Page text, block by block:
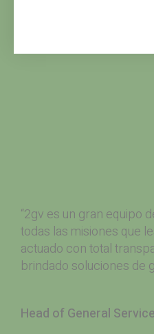
“2gv es un gran equipo
todas las misiones que
actuado con total
brindado soluciones de
Head of General